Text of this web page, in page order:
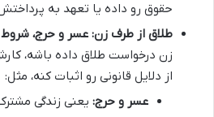
حقوق رو داده یا تعهد به
طلاق از طرف زن: عسر و حرج،
زن درخواست طلاق داده باشه،
از دلایل قانونی رو اثبات کنه، مثل:
عسر و حرج: یعنی زندگی